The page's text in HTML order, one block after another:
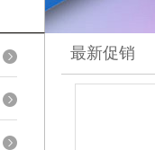
最新促销